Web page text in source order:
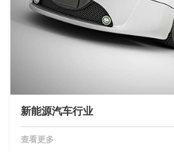
新能源汽车行业
查看更多